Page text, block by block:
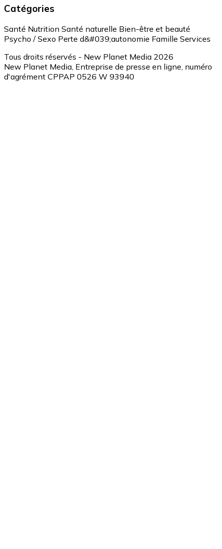
Catégories
Santé Nutrition Santé naturelle Bien-être et beauté
Psycho / Sexo Perte d&#039;autonomie Famille Services
Tous droits réservés - New Planet Media 2026
New Planet Media, Entreprise de presse en ligne, numéro
d'agrément CPPAP 0526 W 93940